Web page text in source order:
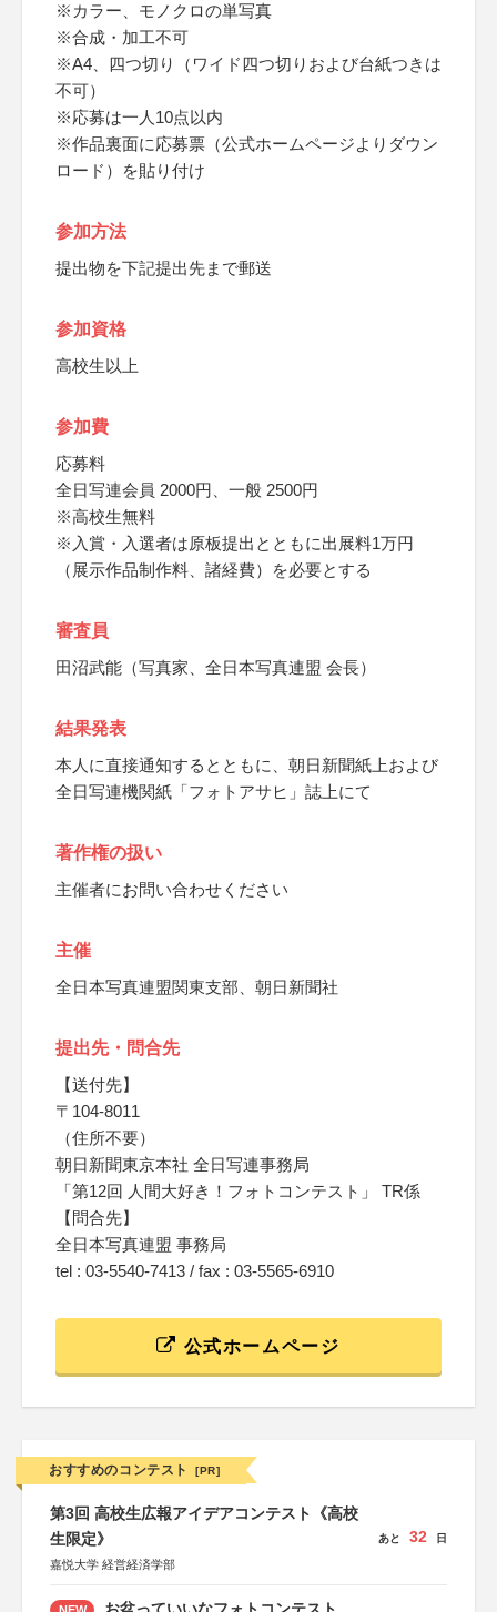
※カラー、モノクロの単写真
※合成・加工不可
※A4、四つ切り（ワイド四つ切りおよび台紙つきは
不可）
※応募は一人10点以内
※作品裏面に応募票（公式ホームページよりダウン
ロード）を貼り付け
参加方法
提出物を下記提出先まで郵送
参加資格
高校生以上
参加費
応募料
全日写連会員 2000円、一般 2500円
※高校生無料
※入賞・入選者は原板提出とともに出展料1万円
（展示作品制作料、諸経費）を必要とする
審査員
田沼武能（写真家、全日本写真連盟 会長）
結果発表
本人に直接通知するとともに、朝日新聞紙上および
全日写連機関紙「フォトアサヒ」誌上にて
著作権の扱い
主催者にお問い合わせください
主催
全日本写真連盟関東支部、朝日新聞社
提出先・問合先
【送付先】
〒104-8011
（住所不要）
朝日新聞東京本社 全日写連事務局
「第12回 人間大好き！フォトコンテスト」 TR係
【問合先】
全日本写真連盟 事務局
tel : 03-5540-7413 / fax : 03-5565-6910
公式ホームページ
おすすめのコンテスト [PR]
第3回 高校生広報アイデアコンテスト《高校
生限定》
嘉悦大学 経営経済学部
あと 32 日
NEW